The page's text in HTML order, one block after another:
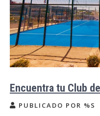
Encuentra tu Club
PUBLICADO POR %S